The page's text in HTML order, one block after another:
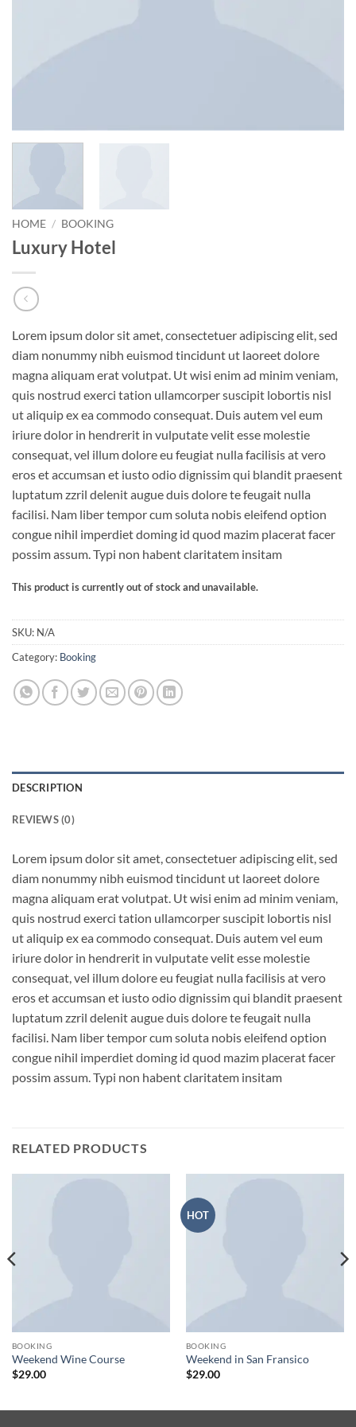
HOME / BOOKING
Luxury Hotel
Lorem ipsum dolor sit amet, consectetuer adipiscing elit, sed
diam nonummy nibh euismod tincidunt ut laoreet dolore
magna aliquam erat volutpat. Ut wisi enim ad minim veniam,
quis nostrud exerci tation ullamcorper suscipit lobortis nisl
ut aliquip ex ea commodo consequat. Duis autem vel eum
iriure dolor in hendrerit in vulputate velit esse molestie
consequat, vel illum dolore eu feugiat nulla facilisis at vero
eros et accumsan et iusto odio dignissim qui blandit praesent
luptatum zzril delenit augue duis dolore te feugait nulla
facilisi. Nam liber tempor cum soluta nobis eleifend option
congue nihil imperdiet doming id quod mazim placerat facer
possim assum. Typi non habent claritatem insitam
This product is currently out of stock and unavailable.
SKU: N/A
Category: Booking
DESCRIPTION
REVIEWS (0)
Lorem ipsum dolor sit amet, consectetuer adipiscing elit, sed
diam nonummy nibh euismod tincidunt ut laoreet dolore
magna aliquam erat volutpat. Ut wisi enim ad minim veniam,
quis nostrud exerci tation ullamcorper suscipit lobortis nisl
ut aliquip ex ea commodo consequat. Duis autem vel eum
iriure dolor in hendrerit in vulputate velit esse molestie
consequat, vel illum dolore eu feugiat nulla facilisis at vero
eros et accumsan et iusto odio dignissim qui blandit praesent
luptatum zzril delenit augue duis dolore te feugait nulla
facilisi. Nam liber tempor cum soluta nobis eleifend option
congue nihil imperdiet doming id quod mazim placerat facer
possim assum. Typi non habent claritatem insitam
RELATED PRODUCTS
BOOKING
Weekend Wine Course
$29.00
HOT
BOOKING
Weekend in San Fransico
$29.00